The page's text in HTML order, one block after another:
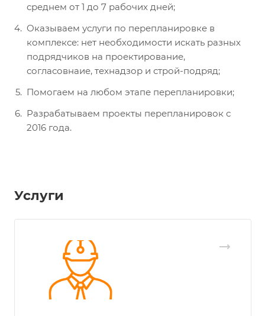
среднем от 1 до 7 рабочих дней;
Оказываем услуги по перепланировке в
комплексе: нет необходимости искать разных
подрядчиков на проектирование,
согласовнаие, технадзор и строй-подряд;
Помогаем на любом этапе перепланировки;
Разрабатываем проекты перепланировок с
2016 года.
Услуги